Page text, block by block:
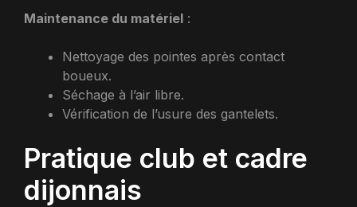
Maintenance du matériel :
Nettoyage des pointes après contact
boueux.
Séchage à l’air libre.
Vérification de l’usure des gantelets.
Pratique club et cadre
dijonnais